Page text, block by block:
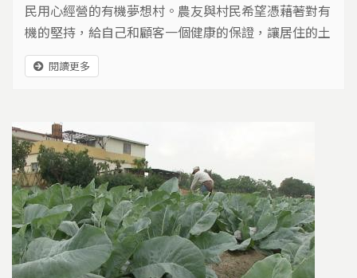
民用心經營的有機夢想村。農友與村民希望憑藉著對有
機的堅持，給自己和顧客一個健康的保證，讓居住的土
地更美好…
閱讀更多